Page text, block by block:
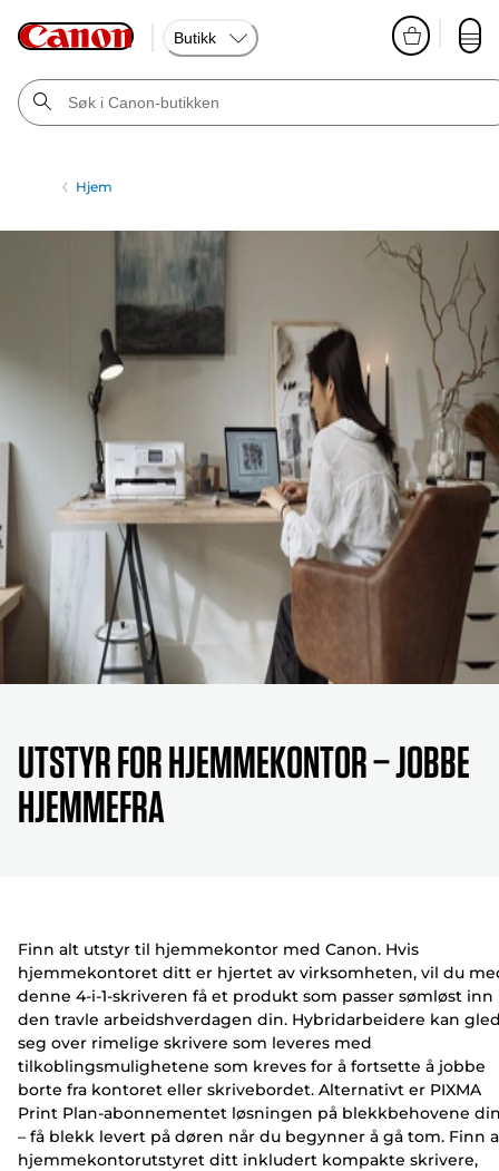
Butikk
Hjem
Utstyr for hjemmekontor – jobbe
hjemmefra
Finn alt utstyr til hjemmekontor med Canon. Hvis
hjemmekontoret ditt er hjertet av virksomheten, vil du
denne 4-i-1-skriveren få et produkt som passer sømløst inn
den travle arbeidshverdagen din. Hybridarbeidere kan
seg over rimelige skrivere som leveres med
tilkoblingsmulighetene som kreves for å fortsette å jobbe
borte fra kontoret eller skrivebordet. Alternativt er PIXMA
Print Plan-abonnementet løsningen på blekkbehovene
– få blekk levert på døren når du begynner å gå tom. Finn
hjemmekontorutstyret ditt inkludert kompakte skrivere,